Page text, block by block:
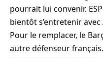
pourrait lui convenir.
bientôt s’entretenir
Pour le remplacer, le
autre défenseur